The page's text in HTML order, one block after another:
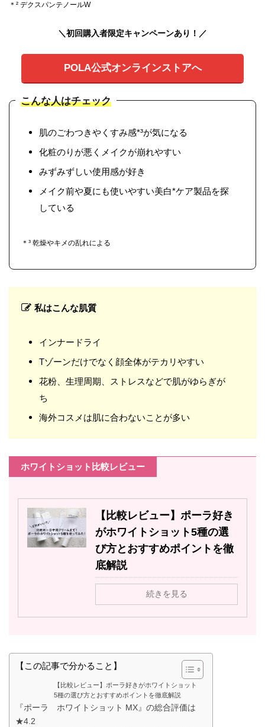
＊² デクスパンテノールW
＼初回購入者限定キャンペーンあり！／
POLA公式オンラインストアへ
こんな人はチェック
肌のごわつきやくすみ感*³が気になる
化粧のりが悪くメイクが崩れやすい
みずみずしい使用感が好き
メイク前や夏にも使いやすい美白*ケア製品を探
している
＊³ 乾燥やキメの乱れによる
私はこんな肌質
インナードライ
Tゾーンだけでなく顔全体がテカリやすい
花粉、生理周期、ストレスなどで肌がゆらぎが
ち
海外コスメは肌に合わないことが多い
ホワイトショット比較レビュー
【比較レビュー】ポーラ好き
がホワイトショット5種の選
び方とおすすめポイントを徹
底解説
続きを見る
【この記事で分かること】
【比較レビュー】ポーラ好きがホワイトショット
5種の選び方とおすすめポイントを徹底解説
『ポーラ ホワイトショット MX』の総合評価は
★4.2